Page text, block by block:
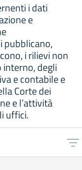
i dati
e
pubblicano,
i rilievi non
degli
e contabile e
Corte dei
e l’attività
uffici.